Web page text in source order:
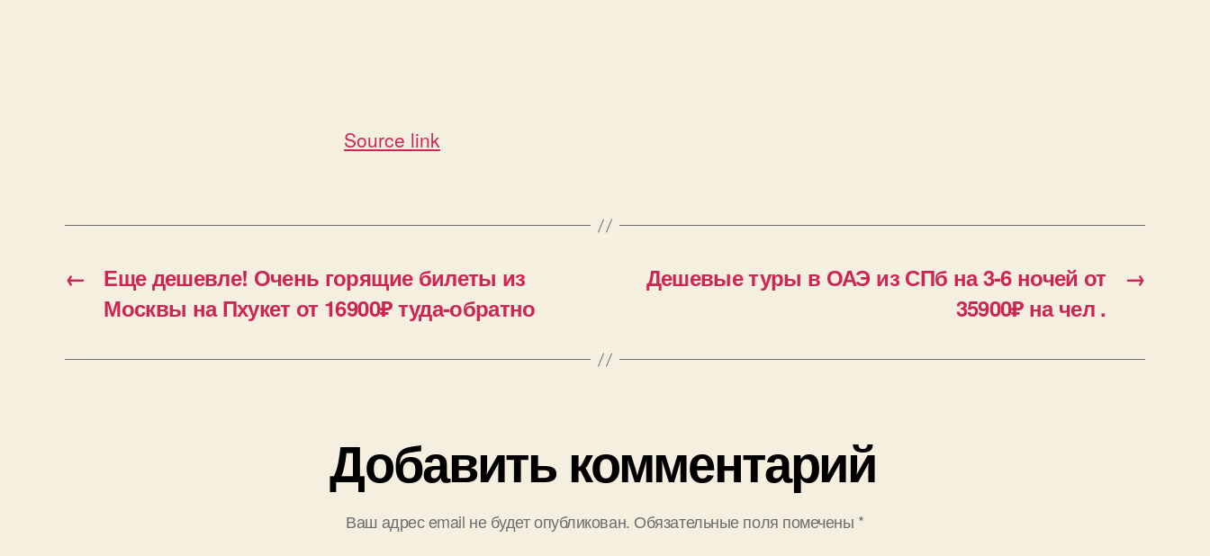
Source link
←
Еще дешевле! Очень горящие билеты из
Москвы на Пхукет от 16900₽ туда-обратно
→
Дешевые туры в ОАЭ из СПб на 3-6 ночей от
35900₽ на чел .
Добавить комментарий
Ваш адрес email не будет опубликован. Обязательные поля помечены *